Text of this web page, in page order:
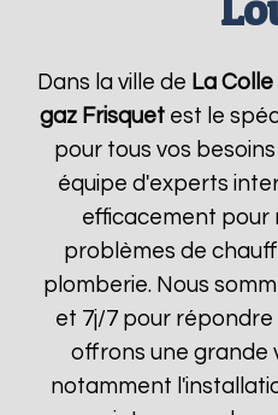
Dans la ville de La
gaz Frisquetest le
pour tous vos
équipe d'experts
efficacement pour
problèmes de
plomberie. Nous
et 7j/7 pour répondre
offrons une grande
notamment